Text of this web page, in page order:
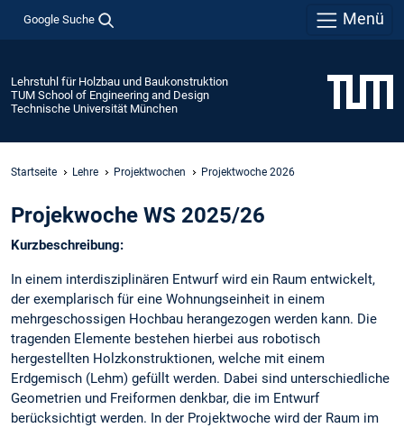
Google Suche Menü
Lehrstuhl für Holzbau und Baukonstruktion
TUM School of Engineering and Design
Technische Universität München
Startseite Lehre Projektwochen Projektwoche 2026
Projekwoche WS 2025/26
Kurzbeschreibung:
In einem interdisziplinären Entwurf wird ein Raum entwickelt,
der exemplarisch für eine Wohnungseinheit in einem
mehrgeschossigen Hochbau herangezogen werden kann. Die
tragenden Elemente bestehen hierbei aus robotisch
hergestellten Holzkonstruktionen, welche mit einem
Erdgemisch (Lehm) gefüllt werden. Dabei sind unterschiedliche
Geometrien und Freiformen denkbar, die im Entwurf
berücksichtigt werden. In der Projektwoche wird der Raum im